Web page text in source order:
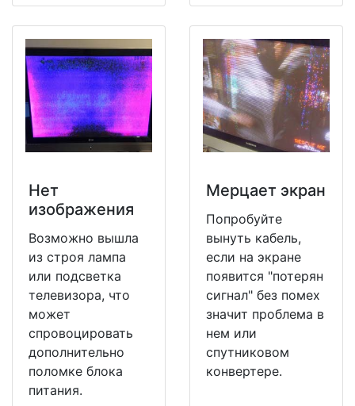
Нет
изображения
Возможно вышла
из строя лампа
или подсветка
телевизора, что
может
спровоцировать
дополнительно
поломке блока
питания.
Мерцает экран
Попробуйте
вынуть кабель,
если на экране
появится "потерян
сигнал" без помех
значит проблема в
нем или
спутниковом
конвертере.